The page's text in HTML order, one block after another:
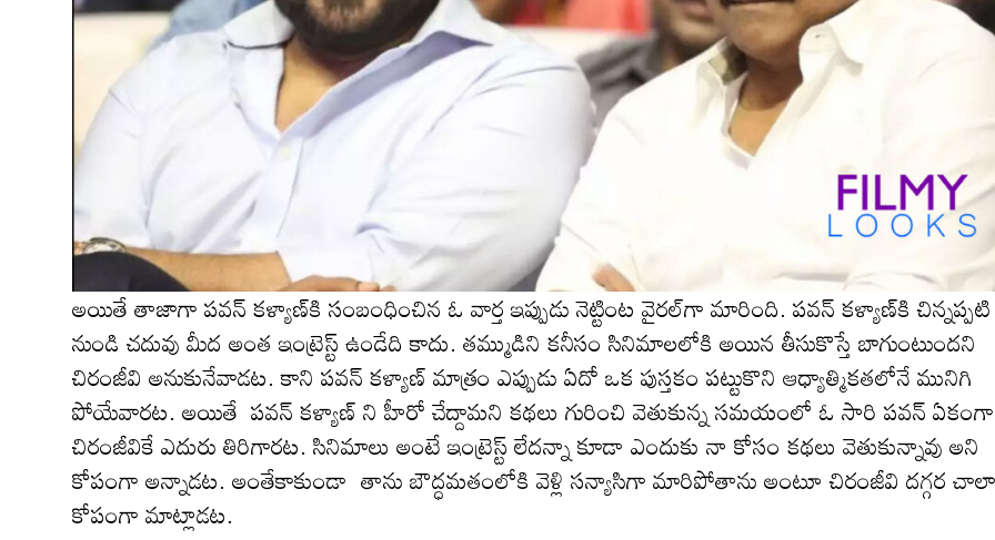
అయితే తాజాగా ప‌వ‌న్ క‌ళ్యాణ్‌కి సంబంధించిన ఓ వార్త ఇప్పుడు నెట్టింట వైర‌ల్‌గా మారింది. ప‌వ‌న్ క‌ళ్యాణ్‌కి చిన్న‌ప్ప‌టి
నుండి చ‌దువు మీద అంత ఇంట్రెస్ట్ ఉండేది కాదు. త‌మ్ముడిని క‌నీసం సినిమాల‌లోకి అయిన తీసుకొస్తే బాగుంటుంద‌ని
చిరంజీవి అనుకునేవాడ‌ట‌. కాని ప‌వ‌న్ క‌ళ్యాణ్ మాత్రం ఎప్పుడు ఏదో ఒక పుస్త‌కం ప‌ట్టుకొని ఆధ్యాత్మికతలోనే మునిగి
పోయేవారట‌. అయితే పవన్ కళ్యాణ్ ని హీరో చేద్దామని క‌థ‌లు గురించి వెతుకున్న స‌మ‌యంలో ఓ సారి ప‌వ‌న్ ఏకంగా
చిరంజీవికే ఎదురు తిరిగార‌ట‌. సినిమాలు అంటే ఇంట్రెస్ట్ లేద‌న్నా కూడా ఎందుకు నా కోసం క‌థ‌లు వెతుకున్నావు అని
కోపంగా అన్నాడ‌ట‌. అంతేకాకుండా తాను బౌద్ధమతంలోకి వెళ్లి సన్యాసిగా మారిపోతాను అంటూ చిరంజీవి ద‌గ్గ‌ర చాలా
కోపంగా మాట్లాడ‌ట‌.